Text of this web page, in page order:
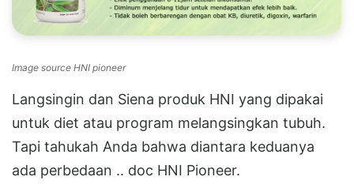
Image source HNI pioneer
Langsingin dan Siena produk HNI yang dipakai
untuk diet atau program melangsingkan tubuh.
Tapi tahukah Anda bahwa diantara keduanya
ada perbedaan .. doc HNI Pioneer.